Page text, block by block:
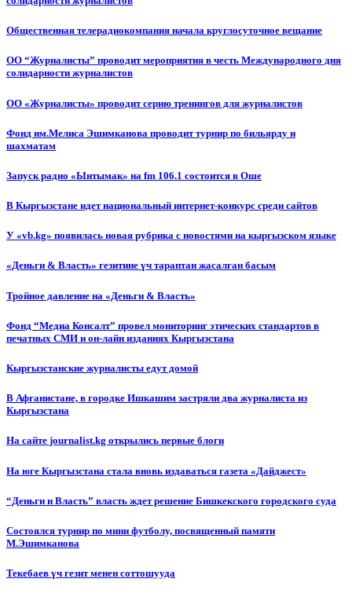
Общественная телерадиокомпания начала круглосуточное вещание
ОО “Журналисты” проводит мероприятия в честь Международного дня
солидарности журналистов
ОО «Журналисты» проводит серию тренингов для журналистов
Фонд им.Мелиса Эшимканова проводит турнир по бильярду и
шахматам
Запуск радио «Ынтымак» на fm 106.1 состоится в Оше
В Кыргызстане идет национальный интернет-конкурс среди сайтов
У «vb.kg» появилась новая рубрика с новостями на кыргызском языке
«Деньги & Власть» гезитине үч тараптан жасалган басым
Тройное давление на «Деньги & Власть»
Фонд “Медиа Консалт” провел мониторинг этических стандартов в
печатных СМИ и он-лайн изданиях Кыргызстана
Кыргызстанские журналисты едут домой
В Афганистане, в городке Ишкашим застряли два журналиста из
Кыргызстана
На сайте journalist.kg открылись первые блоги
На юге Кыргызстана стала вновь издаваться газета «Дайджест»
“Деньги и Власть” власть ждет решение Бишкекского городского суда
Состоялся турнир по мини футболу, посвященный памяти
М.Эшимканова
Текебаев үч гезит менен соттошууда